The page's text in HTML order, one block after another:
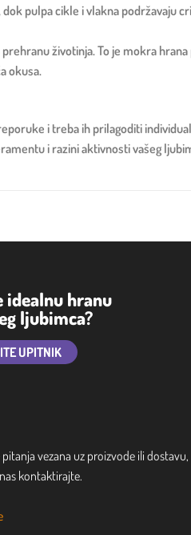
pulpa cikle i vlakna
životinja. To je mokra
okusa.
i treba ih prilagoditi
i razini aktivnosti vašeg
idealnu hranu
ljubimca?
UPITNIK
vezana uz proizvode ili dostavu,
kontaktirajte.